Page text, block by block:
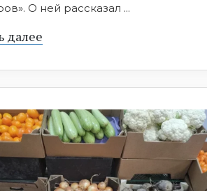
О ней рассказал ...
далее